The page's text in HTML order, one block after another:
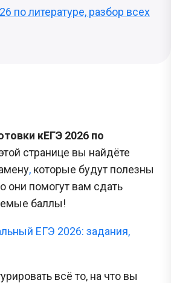
по литературе, разбор всех
кЕГЭ 2026 по
странице вы найдёте
, которые будут полезны
они помогут вам сдать
баллы!
ЕГЭ 2026: задания,
всё то, на что вы